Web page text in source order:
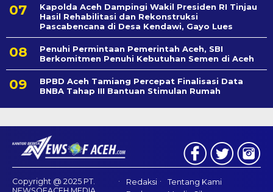
Kapolda Aceh Dampingi Wakil Presiden RI Tinjau
Hasil Rehabilitasi dan Rekonstruksi
Pascabencana di Desa Kendawi, Gayo Lues
Penuhi Permintaan Pemerintah Aceh, SBI
Berkomitmen Penuhi Kebutuhan Semen di Aceh
BPBD Aceh Tamiang Percepat Finalisasi Data
BNBA Tahap III Bantuan Stimulan Rumah
Copyright @ 2025 PT.
Redaksi
Tentang Kami